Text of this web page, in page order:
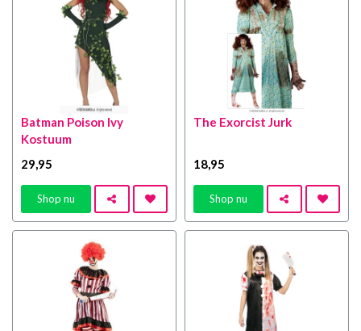
Batman Poison Ivy
Kostuum
29,95
Shop nu
The Exorcist Jurk
18,95
Shop nu